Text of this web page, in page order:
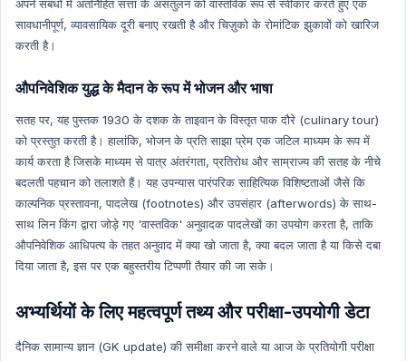
Indian History
Indian History Hindi
Geography
Geography Hindi
Agriculture
Agriculture Hindi
Human Geography
Human Geography Hindi
Economics Hindi
Health
अपने संबंधों में अंतर्निहित सत्ता के असंतुलन को वास्तविक रूप से स्वीकार करते हुए एक
सावधानीपूर्ण, व्यावसायिक दूरी बनाए रखती है और चिज़ुको के रोमांटिक झुकावों को खारिज
करती है।
औपनिवेशिक युद्ध के मैदान के रूप में भोजन और भाषा
सतह पर, यह पुस्तक 1930 के दशक के ताइवान के विस्तृत पाक दौरे (culinary tour)
को प्रस्तुत करती है। हालांकि, भोजन के प्रति साझा प्रेम एक जटिल माध्यम के रूप में
कार्य करता है जिसके माध्यम से पात्र अंतरंगता, प्रतिरोध और साम्राज्य की सतह के नीचे
बदलती पहचान को तलाशते हैं। यह उपन्यास पारंपरिक साहित्यिक विशिष्टताओं जैसे कि
काल्पनिक प्रस्तावना, पादलेख (footnotes) और उपसंहार (afterwords) के साथ-
साथ लिन किंग द्वारा जोड़े गए 'वास्तविक' अनुवादक पादलेखों का उपयोग करता है, ताकि
औपनिवेशिक आधिपत्य के तहत अनुवाद में क्या खो जाता है, क्या बदल जाता है या किसे दबा
दिया जाता है, इस पर एक बहुस्तरीय टिप्पणी तैयार की जा सके।
अभ्यर्थियों के लिए महत्वपूर्ण तथ्य और परीक्षा-उपयोगी डेटा
दैनिक सामान्य ज्ञान (GK update) की समीक्षा करने वाले या आज के प्रतियोगी परीक्षा